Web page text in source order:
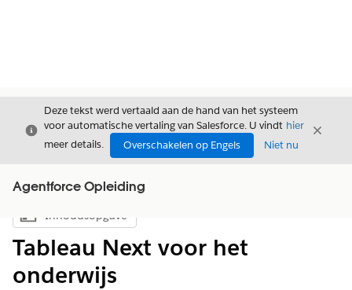
Sluiten
Deze tekst werd vertaald aan de hand van het systeem
voor automatische vertaling van Salesforce. U vindt hier
meer details.
Overschakelen op Engels Niet nu
Sluiten
Agentforce Opleiding
Inhoudsopgave weergeven
Inhoudsopgave
Tableau Next voor het
onderwijs